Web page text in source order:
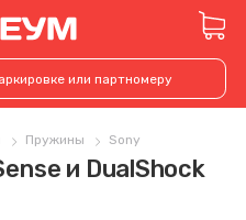
Пружины Sony
и DualShock